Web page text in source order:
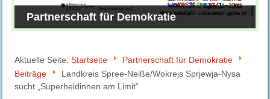
Partnerschaft für Demokratie
Aktuelle Seite:Startseite
Partnerschaft für Demokratie
Beiträge
Landkreis Spree-Neiße/Wokrejs Sprjewja-Nysa
sucht „Superheldinnen am Limit“